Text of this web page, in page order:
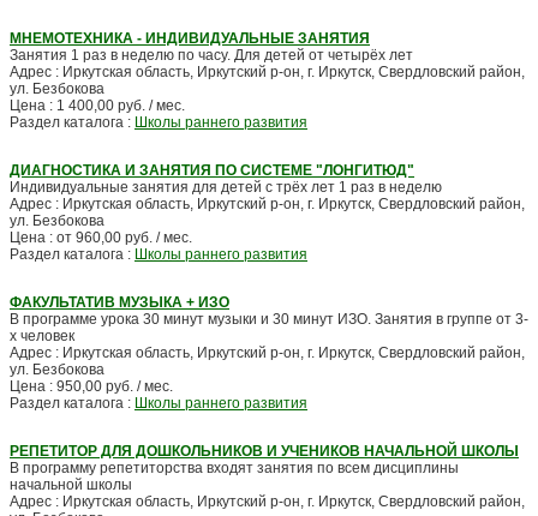
МНЕМОТЕХНИКА - ИНДИВИДУАЛЬНЫЕ ЗАНЯТИЯ
Занятия 1 раз в неделю по часу. Для детей от четырёх лет
Адрес : Иркутская область, Иркутский р-он, г. Иркутск, Свердловский район,
ул. Безбокова
Цена : 1 400,00 руб. / мес.
Раздел каталога : Школы раннего развития
ДИАГНОСТИКА И ЗАНЯТИЯ ПО СИСТЕМЕ "ЛОНГИТЮД"
Индивидуальные занятия для детей с трёх лет 1 раз в неделю
Адрес : Иркутская область, Иркутский р-он, г. Иркутск, Свердловский район,
ул. Безбокова
Цена : от 960,00 руб. / мес.
Раздел каталога : Школы раннего развития
ФАКУЛЬТАТИВ МУЗЫКА + ИЗО
В программе урока 30 минут музыки и 30 минут ИЗО. Занятия в группе от 3-
х человек
Адрес : Иркутская область, Иркутский р-он, г. Иркутск, Свердловский район,
ул. Безбокова
Цена : 950,00 руб. / мес.
Раздел каталога : Школы раннего развития
РЕПЕТИТОР ДЛЯ ДОШКОЛЬНИКОВ И УЧЕНИКОВ НАЧАЛЬНОЙ ШКОЛЫ
В программу репетиторства входят занятия по всем дисциплины
начальной школы
Адрес : Иркутская область, Иркутский р-он, г. Иркутск, Свердловский район,